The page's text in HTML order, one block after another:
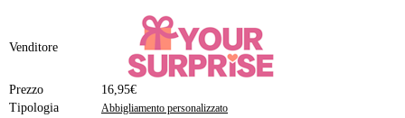
Venditore
Prezzo
16,95€
Tipologia
Abbigliamento personalizzato